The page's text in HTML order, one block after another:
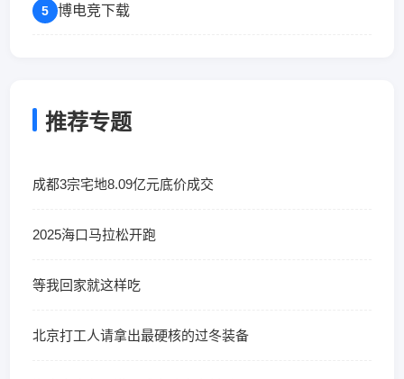
5 博电竞下载
推荐专题
成都3宗宅地8.09亿元底价成交
2025海口马拉松开跑
等我回家就这样吃
北京打工人请拿出最硬核的过冬装备